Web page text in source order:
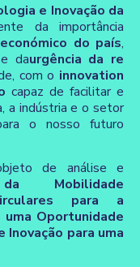
e Inovação da
da importância
do país,
daurgência da re
com o innovation
capaz de facilitar e
a indústria e o setor
o nosso futuro
de análise e
Mobilidade
para a
uma Oportunidade
Inovação para uma